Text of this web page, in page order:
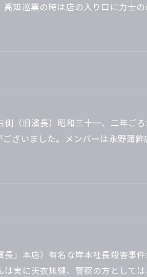
知巡業の時は店の入り口に力士の
（旧濱長）昭和三十一、二年ご
ざいました。メンバーは永野蒲
」本店）有名な岸本社長殺害事
実に天衣無縫、警察の方として